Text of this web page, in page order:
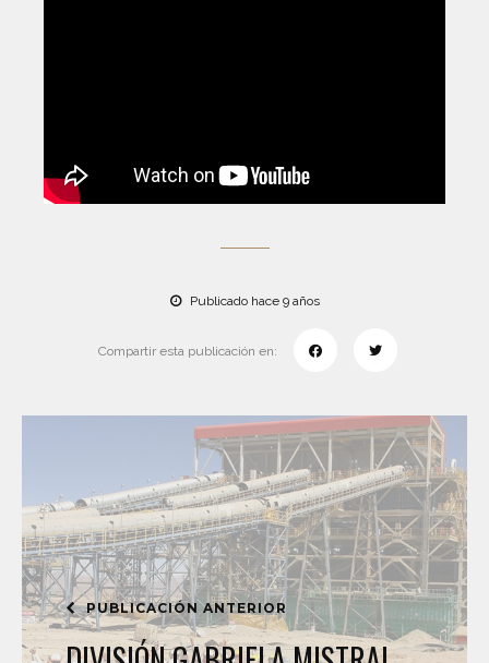
Publicado hace 9 años
Compartir esta publicación en:
PUBLICACIÓN ANTERIOR